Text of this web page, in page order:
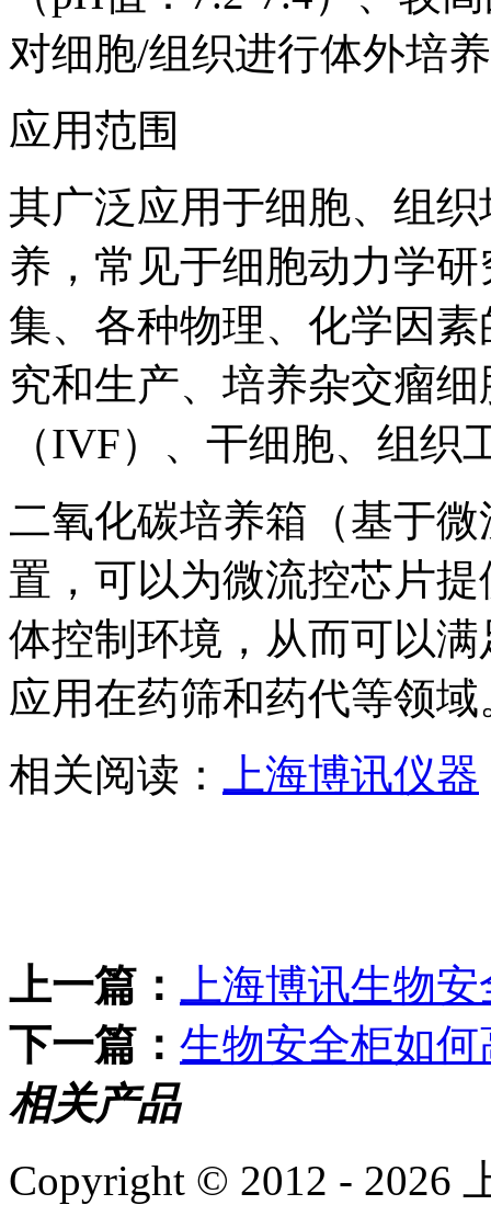
对细胞/组织进行体外培
应用范围
其广泛应用于细胞、组
养，常见于细胞动力学
集、各种物理、化学因
究和生产、培养杂交瘤
（IVF）、干细胞、组
二氧化碳培养箱（基于
置，可以为微流控芯片
体控制环境，从而可以
应用在药筛和药代等领域
相关阅读：
上海博讯仪器
上一篇：
上海博讯生物
下一篇： 生物安全柜如
相关产品
Copyright © 2012 - 2026